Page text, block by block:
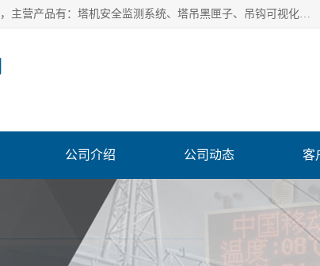
安徽赛芙智能科技有限公司是一家主营智慧化工地解决方案的企业，主营产品有：塔机安全监测系统、塔吊黑匣子、吊钩可视化、吊钩可视化系统、塔机安全监控系统、塔机黑匣子等。创建至今始终关注用户需求，为用户提供有的产品和服务。
公司介绍 公司动态 客